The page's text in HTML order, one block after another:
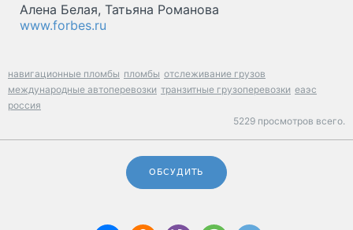
Алена Белая, Татьяна Романова
www.forbes.ru
навигационные пломбы пломбы отслеживание грузов
международные автоперевозки транзитные грузоперевозки еаэс
россия
5229 просмотров всего.
ОБСУДИТЬ